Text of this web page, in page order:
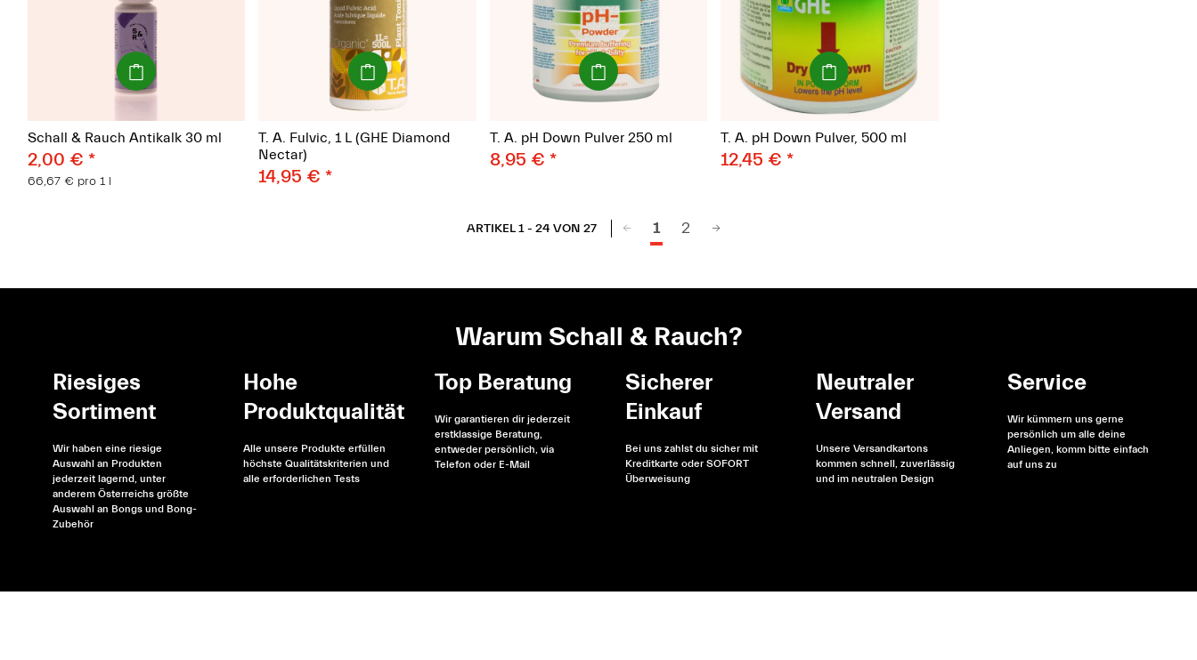
(Paket)
Schall & Rauch Antikalk 30 ml
2,00 € *
66,67 € pro 1 l
(Paket)
T. A. Fulvic, 1 L (GHE Diamond
Nectar)
14,95 €*
(Paket)
T. A. pH Down Pulver 250 ml
8,95 € *
(Paket)
T. A. pH Down Pulver, 500 ml
12,45 €*
ARTIKEL 1 - 24 VON 27 1 2
Warum Schall & Rauch?
Riesiges
Sortiment
Wir haben eine riesige
Auswahl an Produkten
jederzeit lagernd, unter
anderem Österreichs größte
Auswahl an Bongs und Bong-
Zubehör
Hohe
Produktqualität
Alle unsere Produkte erfüllen
höchste Qualitätskriterien und
alle erforderlichen Tests
Top Beratung
Wir garantieren dir jederzeit
erstklassige Beratung,
entweder persönlich, via
Telefon oder E-Mail
Sicherer
Einkauf
Bei uns zahlst du sicher mit
Kreditkarte oder SOFORT
Überweisung
Neutraler
Versand
Unsere Versandkartons
kommen schnell, zuverlässig
und im neutralen Design
Service
Wir kümmern uns gerne
persönlich um alle deine
Anliegen, komm bitte einfach
auf uns zu